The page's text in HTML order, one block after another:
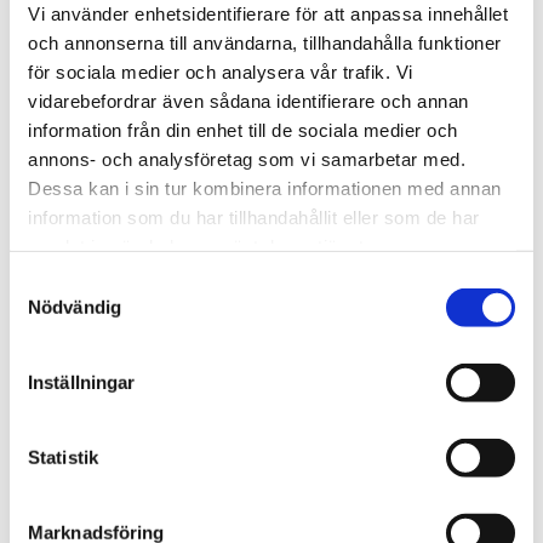
Vi använder enhetsidentifierare för att anpassa innehållet
och annonserna till användarna, tillhandahålla funktioner
för sociala medier och analysera vår trafik. Vi
vidarebefordrar även sådana identifierare och annan
information från din enhet till de sociala medier och
annons- och analysföretag som vi samarbetar med.
Dessa kan i sin tur kombinera informationen med annan
information som du har tillhandahållit eller som de har
Nödvändig
Inställningar
Statistik
Marknadsföring
slutsåld i lager
Burpinnar i gran med
plastände, diameter 10–
undulater. Enkel att korta vid
Lägg till i favoriter
i lager
Deli Nature Calcio + 500
Dryg förpackning, varar
skelett och god äggbildning.
Ges via vatten eller foder. 500
500G